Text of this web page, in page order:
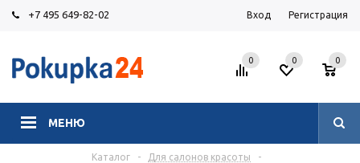
+7 495 649-82-02 Вход Регистрация
МЕНЮ
0 0
0
Каталог - Для салонов красоты
-